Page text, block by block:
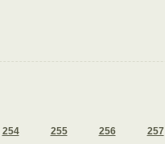
254 255 256 257